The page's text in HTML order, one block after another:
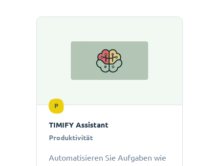
P
TIMIFY Assistant
Produktivität
Automatisieren Sie Aufgaben wie